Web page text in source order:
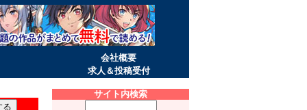
会社概要
求人＆投稿受付
サイト内検索